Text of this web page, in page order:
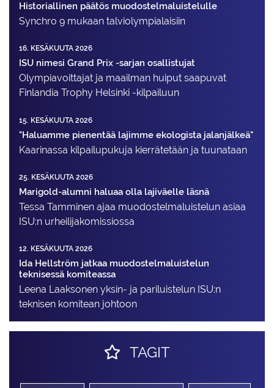
Historiallinen päätös muodostelmaluistelulle
Synchro 9 mukaan talviolympialaisiin
16. KESÄKUUTA 2026
ISU nimesi Grand Prix -sarjan osallistujat
Olympiavoittajat ja maailman huiput saapuvat
Finlandia Trophy Helsinki -kilpailuun
15. KESÄKUUTA 2026
"Haluamme pienentää lajimme ekologista jalanjälkeä"
Kaarinassa kilpailupukuja kierrätetään ja tuunataan
25. KESÄKUUTA 2026
Marigold-alumni haluaa olla lajiväelle läsnä
Tessa Tamminen ajaa muodostelma­luistelun asiaa
ISU:n urheilija­komissiossa
12. KESÄKUUTA 2026
Ida Hellström jatkaa muodostelmaluistelun
teknisessä komiteassa
Leena Laaksonen yksin- ja pariluistelun ISU:n
teknisen komitean johtoon
TAGIT